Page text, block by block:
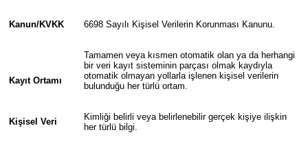
Kanun/KVKK 6698 Sayılı Kişisel Verilerin Korunması Kanunu.
Kayıt Ortamı
Tamamen veya kısmen otomatik olan ya da herhangi
bir veri kayıt sisteminin parçası olmak kaydıyla
otomatik olmayan yollarla işlenen kişisel verilerin
bulunduğu her türlü ortam.
Kişisel Veri
Kimliği belirli veya belirlenebilir gerçek kişiye ilişkin
her türlü bilgi.